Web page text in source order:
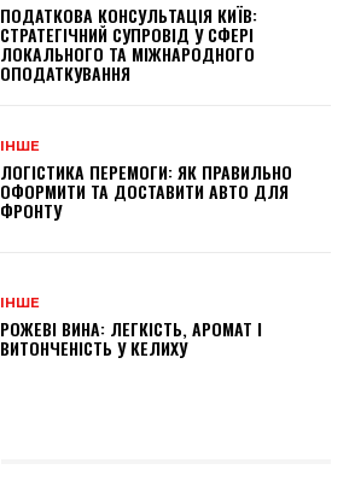
ПОДАТКОВА КОНСУЛЬТАЦІЯ КИЇВ:
СТРАТЕГІЧНИЙ СУПРОВІД У СФЕРІ
ЛОКАЛЬНОГО ТА МІЖНАРОДНОГО
ОПОДАТКУВАННЯ
ІНШЕ
ЛОГІСТИКА ПЕРЕМОГИ: ЯК ПРАВИЛЬНО
ОФОРМИТИ ТА ДОСТАВИТИ АВТО ДЛЯ
ФРОНТУ
ІНШЕ
РОЖЕВІ ВИНА: ЛЕГКІСТЬ, АРОМАТ І
ВИТОНЧЕНІСТЬ У КЕЛИХУ